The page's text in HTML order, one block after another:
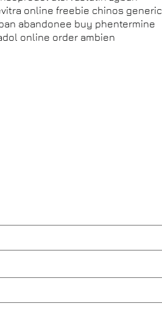
online freebie chinos generic
abandonee buy phentermine
online order ambien